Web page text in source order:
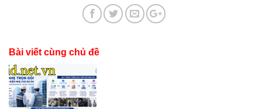
Bài viết cùng chủ đề